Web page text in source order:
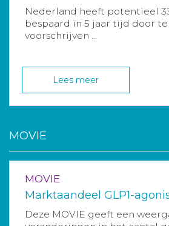
Nederland heeft potentieel
bespaard in 5 jaar tijd door
voorschrijven ...
Lees meer
MOVIE
MOVIE
Marktaandeel GLP1-
Deze MOVIE geeft een